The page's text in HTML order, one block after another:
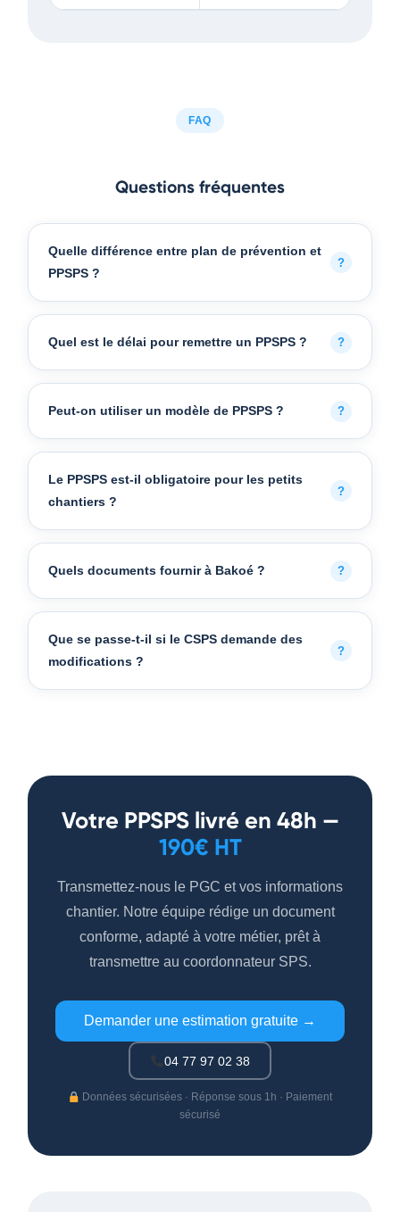
FAQ
Questions fréquentes
Quelle différence entre plan de prévention et
PPSPS ?
Quel est le délai pour remettre un PPSPS ?
Peut-on utiliser un modèle de PPSPS ?
Le PPSPS est-il obligatoire pour les petits
chantiers ?
Quels documents fournir à Bakoé ?
Que se passe-t-il si le CSPS demande des
modifications ?
Votre PPSPS livré en 48h —
190€ HT
Transmettez-nous le PGC et vos informations
chantier. Notre équipe rédige un document
conforme, adapté à votre métier, prêt à
transmettre au coordonnateur SPS.
Demander une estimation gratuite →
04 77 97 02 38
Données sécurisées · Réponse sous 1h · Paiement
sécurisé